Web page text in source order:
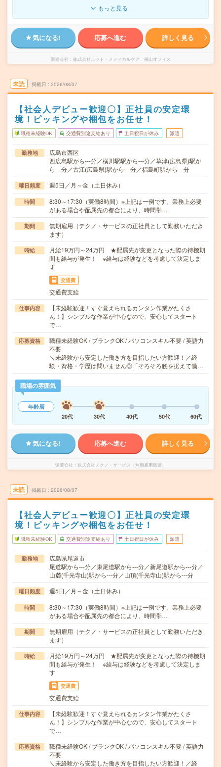
もっと見る
気になる! 応募へ進む 詳しく見る
派遣会社 株式会社ルフト・メディカルケア 福山オフィス
未読 掲載日 2026/08/07
【社会人デビュー歓迎〇】正社員の安定環
境！ピッキングや梱包をお任せ！
職種未経験OK 交通費別途支給あり 土日祝日が休み 派遣
勤務地
広島市西区
西広島駅から---分／横川駅駅から---分／草津(広島県)駅か
ら---分／古江(広島県)駅から---分／福島町駅から---分
曜日頻度 週5日／月～金（土日休み）
時間
8:30～17:30（実働8時間）※上記は一例です。業務上必要
がある場合や配属先の都合により、時間帯…
期間
無期雇用（テクノ・サービスの正社員として勤務いただき
ます）
時給
月給19万円～24万円 ★配属先が変更となった際の待機期
間も給与が発生！ ※給与は経験などを考慮して決定しま
す
交通費
交通費支給
仕事内容
【未経験歓迎！すぐ覚えられるカンタン作業がたくさ
ん！】シンプルな作業が中心なので、安心してスタート
で…
応募資格
職種未経験OK / ブランクOK / パソコンスキル不要 / 英語力
不要
＼未経験から安定した働き方を目指したい方歓迎！／経
験・資格・学歴は問いません◎「そろそろ腰を据えて働…
職場の雰囲気
年齢層
20代
30代 40代 50代 60代
気になる! 応募へ進む 詳しく見る
派遣会社 株式会社テクノ・サービス（無期雇用派遣）
未読 掲載日 2026/08/07
【社会人デビュー歓迎〇】正社員の安定環
境！ピッキングや梱包をお任せ！
職種未経験OK 交通費別途支給あり 土日祝日が休み 派遣
勤務地
広島県尾道市
尾道駅から---分／東尾道駅から---分／新尾道駅から---分／
山麓(千光寺山)駅から---分／山頂(千光寺山)駅から---分
曜日頻度 週5日／月～金（土日休み）
時間
8:30～17:30（実働8時間）※上記は一例です。業務上必要
がある場合や配属先の都合により、時間帯…
期間
無期雇用（テクノ・サービスの正社員として勤務いただき
ます）
時給
月給19万円～24万円 ★配属先が変更となった際の待機期
間も給与が発生！ ※給与は経験などを考慮して決定しま
す
交通費
交通費支給
仕事内容
【未経験歓迎！すぐ覚えられるカンタン作業がたくさ
ん！】シンプルな作業が中心なので、安心してスタート
で…
応募資格
職種未経験OK / ブランクOK / パソコンスキル不要 / 英語力
不要
＼未経験から安定した働き方を目指したい方歓迎！／経